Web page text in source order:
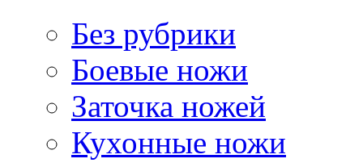
Без рубрики
Боевые ножи
Заточка ножей
Кухонные ножи